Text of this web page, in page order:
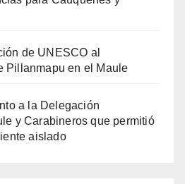
de UNESCO al
Pillanmapu en el Maule
a la Delegación
y Carabineros que permitió
aislado